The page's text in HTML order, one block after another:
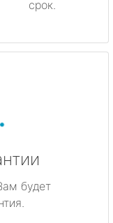
срок.
будет